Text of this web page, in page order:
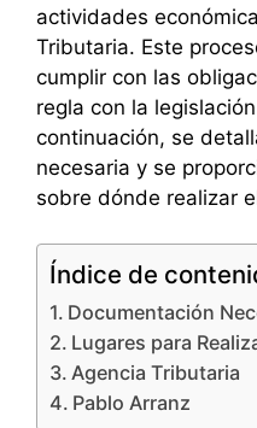
actividades
Tributaria. Este
cumplir con las
regla con la
continuación, se
necesaria y se
sobre dónde realizar
Índice de
Documentación
Lugares para
Agencia Tributaria
Pablo Arranz